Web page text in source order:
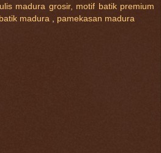
madura grosir, motif batik premium
batik madura
pamekasan madura